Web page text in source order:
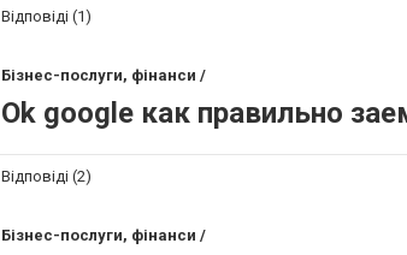
Відповіді (1)
Бізнес-послуги, фінанси /
Ok google как правильно
Відповіді (2)
Бізнес-послуги, фінанси /